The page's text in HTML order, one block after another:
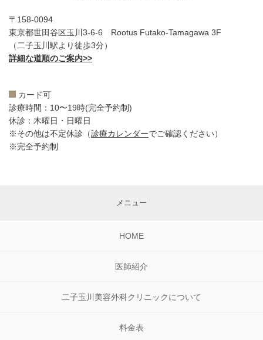
〒158-0094
東京都世田谷区玉川3-6-6 Rootus Futako-Tamagawa 3F
（二子玉川駅より徒歩3分）
詳細な道順のご案内>>
カード可
診療時間：10〜19時(完全予約制)
休診：木曜日・日曜日
※その他は不定休診（診療カレンダーでご確認ください）
※完全予約制
メニュー
HOME
医師紹介
二子玉川美容外科クリニックについて
料金表